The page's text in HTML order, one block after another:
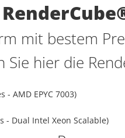
mit bestem
Sie hier die
- AMD EPYC 7003)
- Dual Intel Xeon Scalable)